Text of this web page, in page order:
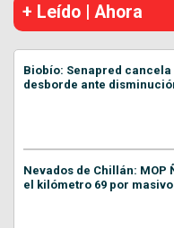
+ Leído | Ahora
Biobío: Senapred cancela
desborde ante
Nevados de Chillán:
el kilómetro 69 por